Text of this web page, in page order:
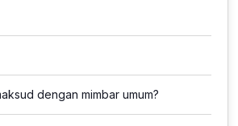
dengan mimbar umum?